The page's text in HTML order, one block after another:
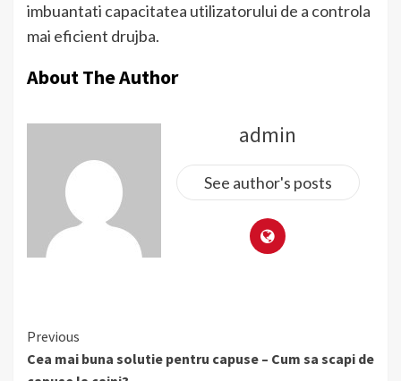
imbuantati capacitatea utilizatorului de a controla
mai eficient drujba.
About The Author
admin
See author's posts
Continue
Reading
Previous
Cea mai buna solutie pentru capuse – Cum sa scapi de